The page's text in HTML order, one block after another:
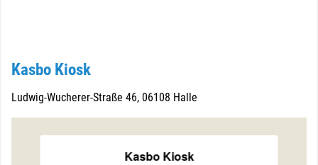
Kasbo Kiosk
Ludwig-Wucherer-Straße 46, 06108 Halle
Kasbo Kiosk